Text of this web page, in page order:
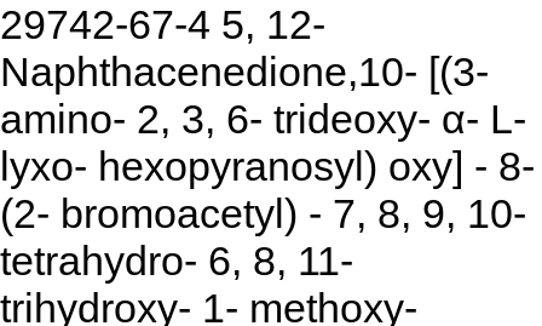
29742-67-4 5, 12-
Naphthacenedione,10- [(3-
amino- 2, 3, 6- trideoxy- α- L-
lyxo- hexopyranosyl) oxy] - 8-
(2- bromoacetyl) - 7, 8, 9, 10-
tetrahydro- 6, 8, 11-
trihydroxy- 1- methoxy-